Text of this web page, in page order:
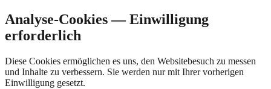
Analyse-Cookies — Einwilligung
erforderlich
Diese Cookies ermöglichen es uns, den Websitebesuch zu messen
und Inhalte zu verbessern. Sie werden nur mit Ihrer vorherigen
Einwilligung gesetzt.